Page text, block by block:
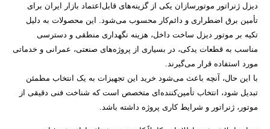
دیزل ژنراتور موتورسازان یکی از گزینه‌های قابل‌اعتماد بازار ایران برای
تأمین برق اضطراری و دائم‌کار محسوب می‌شود. این محصولات به دلیل
تکیه بر موتور دیزل ساخت داخل، هزینه نگهداری منطقی و دسترسی
مناسب به قطعات یدکی، در بسیاری از پروژه‌های صنعتی، عمرانی و خدماتی
مورد استفاده قرار می‌گیرند.
با این حال، آنچه باعث می‌شود خرید این تجهیزات به یک انتخاب مطمئن
تبدیل شود، انتخاب تأمین‌کننده‌ای متخصص است که شناخت فنی دقیقی از
موتور، ژنراتور و شرایط کاری پروژه داشته باشد.